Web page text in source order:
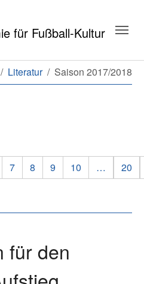
Literatur Saison 2017/2018
7 8 9 10 … 20
für den